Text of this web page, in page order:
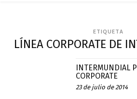
ETIQUETA
LÍNEA CORPORATE DE
INTERMUNDIAL
CORPORATE
23 de julio de 2014